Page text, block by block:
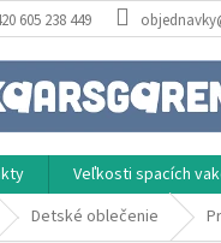
605 238 449
Veľkosti spacích
Detské oblečenie